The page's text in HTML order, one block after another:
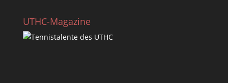
UTHC-Magazine